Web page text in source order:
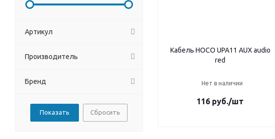
Кабель HOCO UPA11 AUX audio
red
Нет в наличии
116 руб./шт
Артикул
Производитель
Бренд
Сбросить